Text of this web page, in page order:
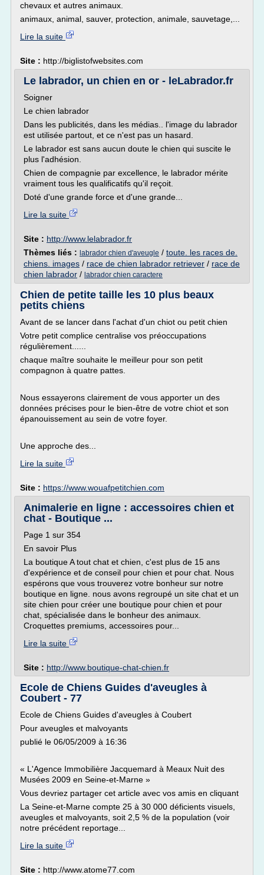
chevaux et autres animaux.
animaux, animal, sauver, protection, animale, sauvetage,...
Lire la suite
Site : http://biglistofwebsites.com
Le labrador, un chien en or - leLabrador.fr
Soigner
Le chien labrador
Dans les publicités, dans les médias.. l'image du labrador
est utilisée partout, et ce n'est pas un hasard.
Le labrador est sans aucun doute le chien qui suscite le
plus l'adhésion.
Chien de compagnie par excellence, le labrador mérite
vraiment tous les qualificatifs qu'il reçoit.
Doté d'une grande force et d'une grande...
Lire la suite
Site : http://www.lelabrador.fr
Thèmes liés : labrador chien d'aveugle / toute. les races de.
chiens. images / race de chien labrador retriever / race de
chien labrador / labrador chien caractere
Chien de petite taille les 10 plus beaux
petits chiens
Avant de se lancer dans l'achat d'un chiot ou petit chien
Votre petit complice centralise vos préoccupations
régulièrement......
chaque maître souhaite le meilleur pour son petit
compagnon à quatre pattes.
Nous essayerons clairement de vous apporter un des
données précises pour le bien-être de votre chiot et son
épanouissement au sein de votre foyer.
Une approche des...
Lire la suite
Site : https://www.wouafpetitchien.com
Animalerie en ligne : accessoires chien et
chat - Boutique ...
Page 1 sur 354
En savoir Plus
La boutique A tout chat et chien, c'est plus de 15 ans
d'expérience et de conseil pour chien et pour chat. Nous
espérons que vous trouverez votre bonheur sur notre
boutique en ligne. nous avons regroupé un site chat et un
site chien pour créer une boutique pour chien et pour
chat, spécialisée dans le bonheur des animaux.
Croquettes premiums, accessoires pour...
Lire la suite
Site : http://www.boutique-chat-chien.fr
Ecole de Chiens Guides d'aveugles à
Coubert - 77
Ecole de Chiens Guides d'aveugles à Coubert
Pour aveugles et malvoyants
publié le 06/05/2009 à 16:36
« L'Agence Immobilière Jacquemard à Meaux Nuit des
Musées 2009 en Seine-et-Marne »
Vous devriez partager cet article avec vos amis en cliquant
La Seine-et-Marne compte 25 à 30 000 déficients visuels,
aveugles et malvoyants, soit 2,5 % de la population (voir
notre précédent reportage...
Lire la suite
Site : http://www.atome77.com